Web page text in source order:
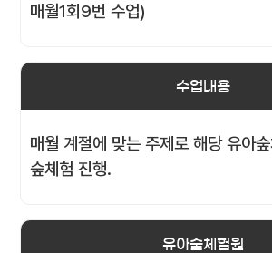
매월1회9번 수업)
수업내용
매월 계절에 맞는 주제로 해당 유아
숲체험 진행.
유아숲체험원